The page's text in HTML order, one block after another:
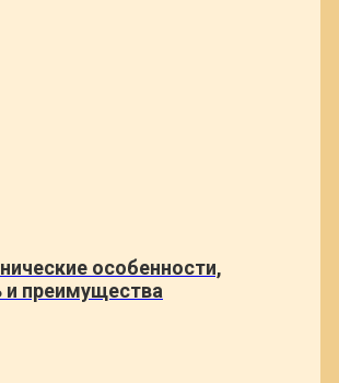
особенности,
и преимущества